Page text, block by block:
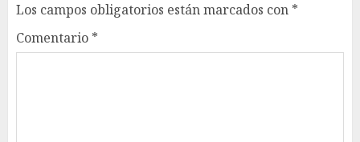
Los campos obligatorios están marcados con *
Comentario *